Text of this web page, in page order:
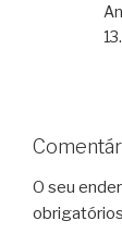
O seu